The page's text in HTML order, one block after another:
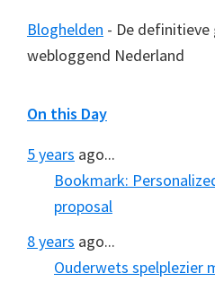
Bloghelden - De definitieve
webloggend Nederland
On this Day
5 years ago...
Bookmark:
proposal
8 years ago...
Ouderwets spelplezier